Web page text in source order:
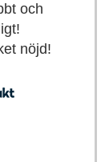
och
nöjd!